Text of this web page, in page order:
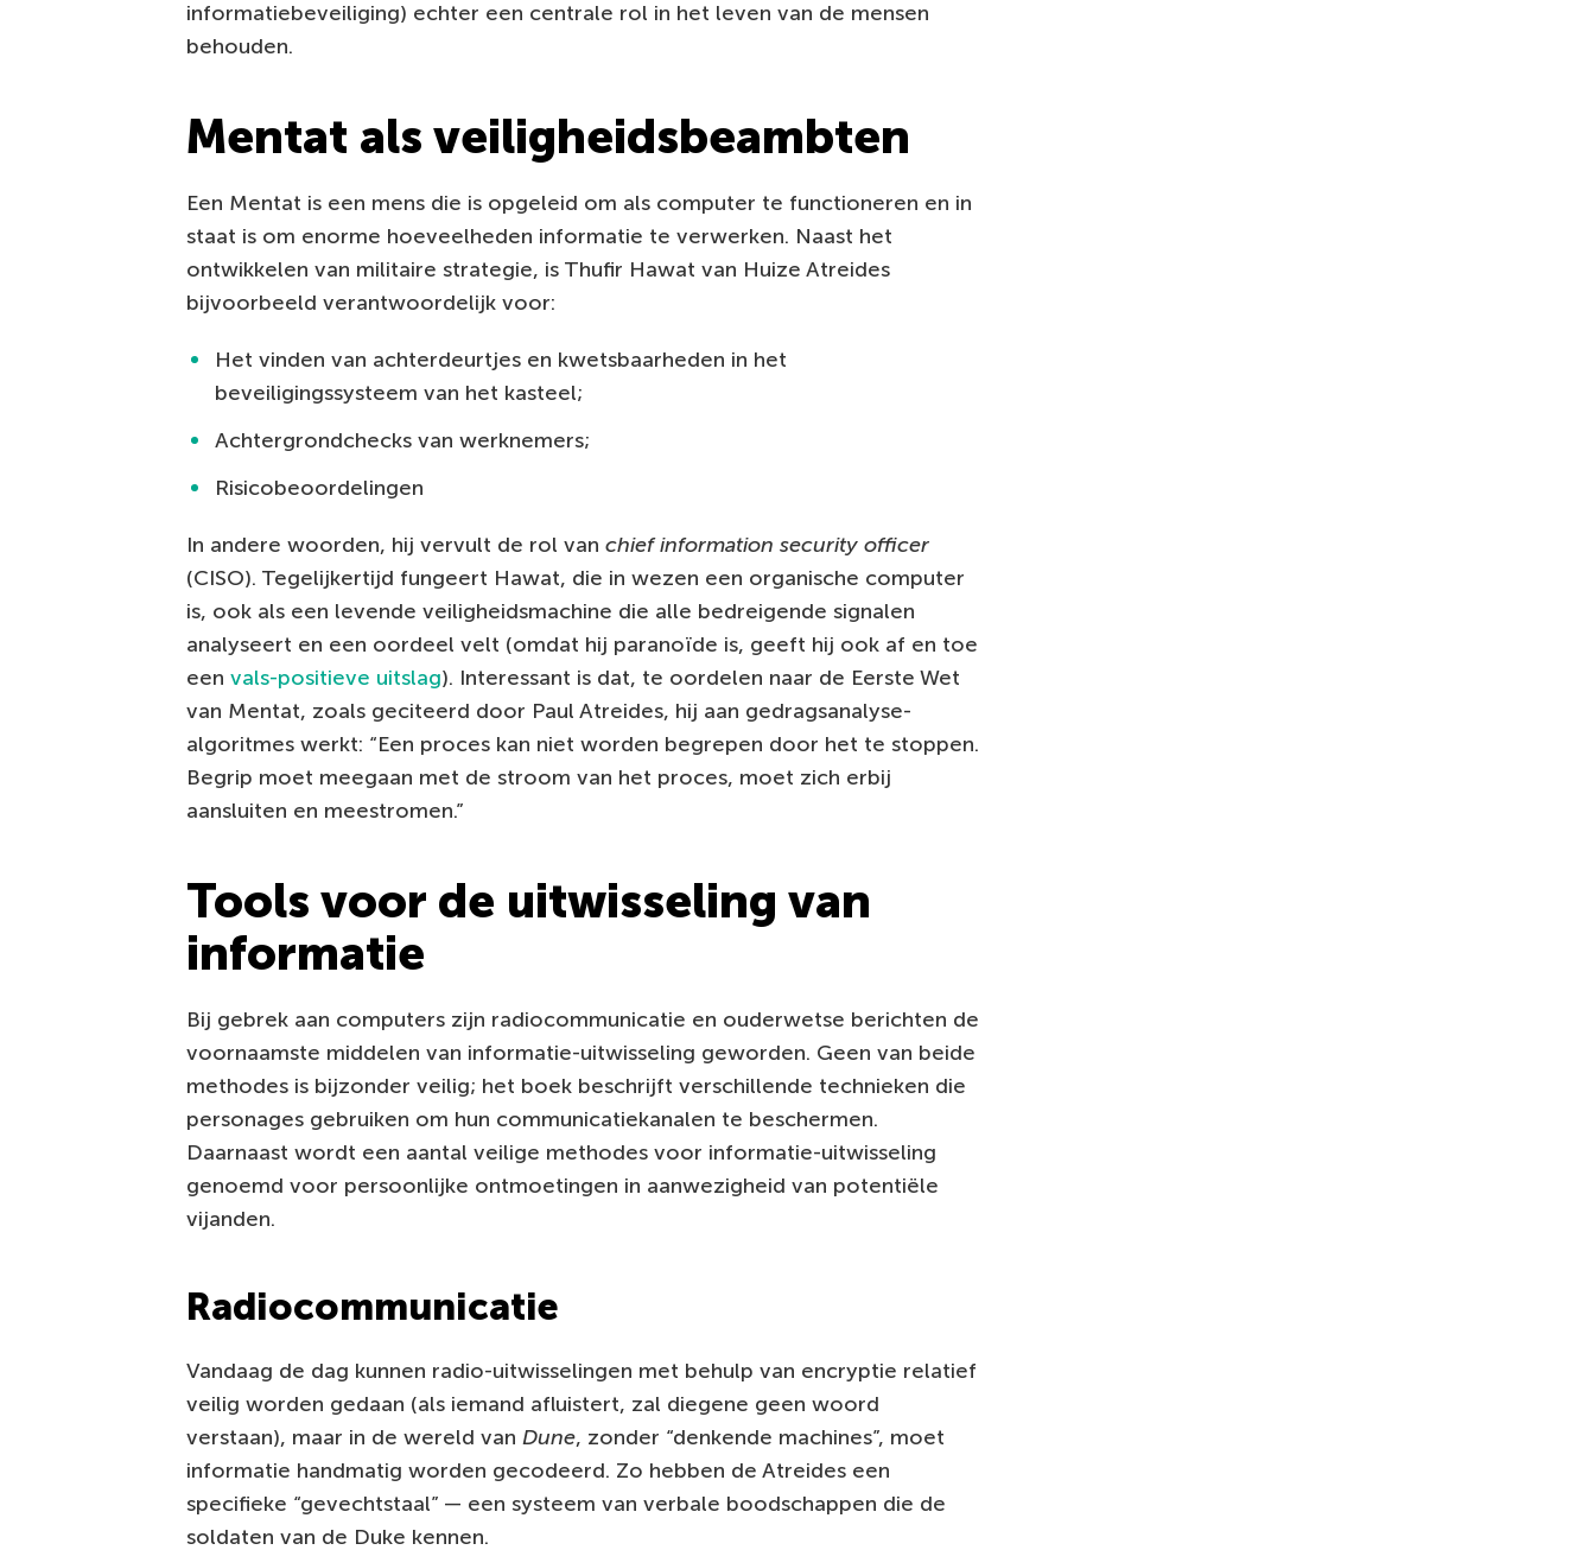
informatiebeveiliging) echter een centrale rol in het leven van de mensen
behouden.
Mentat als veiligheidsbeambten
Een Mentat is een mens die is opgeleid om als computer te functioneren en in
staat is om enorme hoeveelheden informatie te verwerken. Naast het
ontwikkelen van militaire strategie, is Thufir Hawat van Huize Atreides
bijvoorbeeld verantwoordelijk voor:
Het vinden van achterdeurtjes en kwetsbaarheden in het
beveiligingssysteem van het kasteel;
Achtergrondchecks van werknemers;
Risicobeoordelingen
In andere woorden, hij vervult de rol van chief information security officer
(CISO). Tegelijkertijd fungeert Hawat, die in wezen een organische computer
is, ook als een levende veiligheidsmachine die alle bedreigende signalen
analyseert en een oordeel velt (omdat hij paranoïde is, geeft hij ook af en toe
een vals-positieve uitslag). Interessant is dat, te oordelen naar de Eerste Wet
van Mentat, zoals geciteerd door Paul Atreides, hij aan gedragsanalyse-
algoritmes werkt: “Een proces kan niet worden begrepen door het te stoppen.
Begrip moet meegaan met de stroom van het proces, moet zich erbij
aansluiten en meestromen.”
Tools voor de uitwisseling van
informatie
Bij gebrek aan computers zijn radiocommunicatie en ouderwetse berichten de
voornaamste middelen van informatie-uitwisseling geworden. Geen van beide
methodes is bijzonder veilig; het boek beschrijft verschillende technieken die
personages gebruiken om hun communicatiekanalen te beschermen.
Daarnaast wordt een aantal veilige methodes voor informatie-uitwisseling
genoemd voor persoonlijke ontmoetingen in aanwezigheid van potentiële
vijanden.
Radiocommunicatie
Vandaag de dag kunnen radio-uitwisselingen met behulp van encryptie relatief
veilig worden gedaan (als iemand afluistert, zal diegene geen woord
verstaan), maar in de wereld van Dune, zonder “denkende machines”, moet
informatie handmatig worden gecodeerd. Zo hebben de Atreides een
specifieke “gevechtstaal” — een systeem van verbale boodschappen die de
soldaten van de Duke kennen.